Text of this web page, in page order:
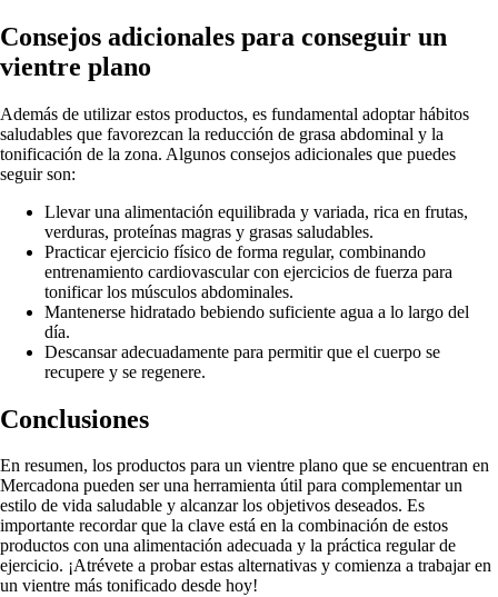
Consejos adicionales para conseguir un
vientre plano
Además de utilizar estos productos, es fundamental adoptar hábitos
saludables que favorezcan la reducción de grasa abdominal y la
tonificación de la zona. Algunos consejos adicionales que puedes
seguir son:
Llevar una alimentación equilibrada y variada, rica en frutas,
verduras, proteínas magras y grasas saludables.
Practicar ejercicio físico de forma regular, combinando
entrenamiento cardiovascular con ejercicios de fuerza para
tonificar los músculos abdominales.
Mantenerse hidratado bebiendo suficiente agua a lo largo del
día.
Descansar adecuadamente para permitir que el cuerpo se
recupere y se regenere.
Conclusiones
En resumen, los productos para un vientre plano que se encuentran en
Mercadona pueden ser una herramienta útil para complementar un
estilo de vida saludable y alcanzar los objetivos deseados. Es
importante recordar que la clave está en la combinación de estos
productos con una alimentación adecuada y la práctica regular de
ejercicio. ¡Atrévete a probar estas alternativas y comienza a trabajar en
un vientre más tonificado desde hoy!